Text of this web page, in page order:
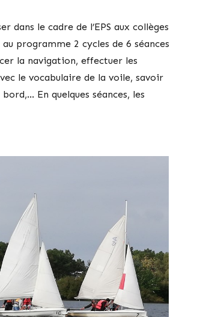
le cadre de l’EPS aux collèges
programme 2 cycles de 6 séances
la navigation, effectuer les
le vocabulaire de la voile, savoir
En quelques séances, les